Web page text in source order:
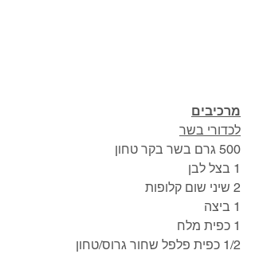
מרכיבים
לכדורי בשר
500 גרם בשר בקר טחון
1 בצל לבן
2 שיני שום קלופות
1 ביצה
1 כפית מלח
1/2 כפית פלפל שחור גרוס/טחון